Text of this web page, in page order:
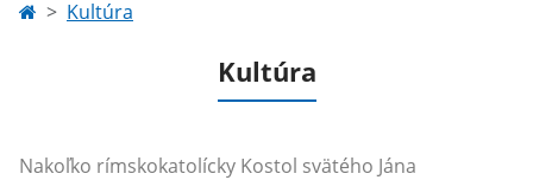
Kultúra
Kultúra
Nakoľko rímskokatolícky Kostol svätého Jána